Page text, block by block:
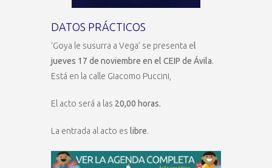
DATOS PRÁCTICOS
‘Goya le susurra a Vega’ se presenta el
jueves 17 de noviembre en el CEIP de Ávila.
Está en la calle Giacomo Puccini,
El acto será a las 20,00 horas.
La entrada al acto es libre.